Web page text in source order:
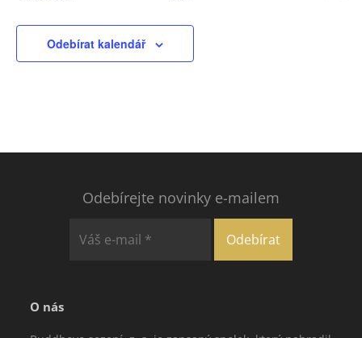
Odebírat kalendář
Odebírejte novinky e-mailem
O nás